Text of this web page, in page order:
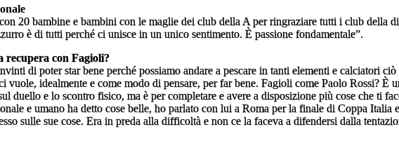
20 bambine e bambini con le maglie dei club della A per ringraziare tutti i club della
è di tutti perché ci unisce in un unico sentimento. È passione fondamentale”.
recupera con Fagioli?
di poter star bene perché possiamo andare a pescare in tanti elementi e calciatori
idealmente e come modo di pensare, per far bene. Fagioli come Paolo Rossi? È
duello e lo scontro fisico, ma è per completare e avere a disposizione più cose che ti
e umano ha detto cose belle, ho parlato con lui a Roma per la finale di Coppa
sulle sue cose. Era in preda alla difficoltà e non ce la faceva a difendersi dalla